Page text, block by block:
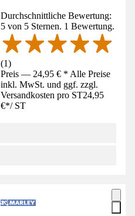
Durchschnittliche Bewertung:
5 von 5 Sternen. 1 Bewertung.
(1)
Preis — 24,95 € * Alle Preise
inkl. MwSt. und ggf. zzgl.
Versandkosten pro ST24,95
€*/ ST